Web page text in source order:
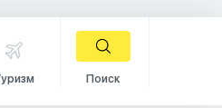
Поиск